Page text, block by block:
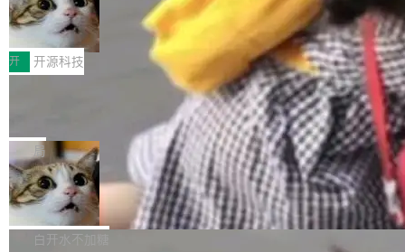
late。」 容器为什么不合适 容器的问题在于启动
和销毁都太重了。一个 Agent 要执行的任务可能
只需要几毫秒的 CPU 时间，但容器从冷启动到
就绪要花数秒。如果未来有十...
人、套取机密信息的对手。 OpenAI 没发律师
函，也没选择庭外沉默。它在官网贴了一篇博
文，标题只有六个字：Apple is getting this wro
ng。 然后，它把邮件往来和 iMessage 聊天记
录全贴了出来。 他发错人了 苹果外部律师 Gabr
iel Gross 来自 Weil 律所，2 月 23 日下午 5:53
给 OpenAI 总法律顾问 Che Chang 发了封邮
件，附了一封长信，要求 OpenAI 配合调查前苹
果员工带走机密信...
HUAWEI MatePad Edge上架WorkBu
ddy鸿蒙PC版，说话就能干活的AI办公
搭子
全能AI工作台WorkBuddy鸿蒙PC版上架HUAWE
I MatePad Edge应用市场，直接下载即可使
用，与鸿蒙电脑上的体验一致。值得一提的是，
这是目前市面上唯一支持平板接入WorkBuddy P
C版的产品，搭载“人机双写”重磅功能——你写
你的，AI写AI的，同屏协作互不干扰。一句话让
AI帮你干活，现在开启全新体验！ 温馨提示：
体验WorkBuddy鸿蒙PC版前，请将 HUAWEI M
atePad Edge 升级至 HarmonyOS 6.1.0.135S
P9 patch03及以上版本。 *升级路径：设置 > 搜
开 开源科技
FFmpeg 9.0 发布：代号“Lei”，以此纪
全球知名开源多媒体框架 FFmpeg 今天正式发
布了 9.0 版本。这个版本除了带来新一代音视频
处理能力和硬件加速支持之外，还有一个特殊之
处：FFmpeg 9.0 的代号是“Lei”。 这个名字，
来自中国开发者雷霄骅（Lei Xiaohua）。 对于
很多中国音视频开发者而言，这个名字并不陌
局
亚马逊成本失控：AI 写代码烧掉 1215
万元，超预算 860%
外媒近日曝光了亚马逊的多份内部报告显示，AI
导致公司在多个项目上超支。《金融时报》报道
白开水不加糖